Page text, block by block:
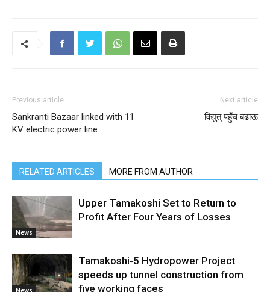
Previous article
Sankranti Bazaar linked with 11
KV electric power line
Next article
विद्युत् पहुँच बढाऊ
RELATED ARTICLES MORE FROM AUTHOR
News
Upper Tamakoshi Set to Return to
Profit After Four Years of Losses
News
Tamakoshi-5 Hydropower Project
speeds up tunnel construction from
five working faces